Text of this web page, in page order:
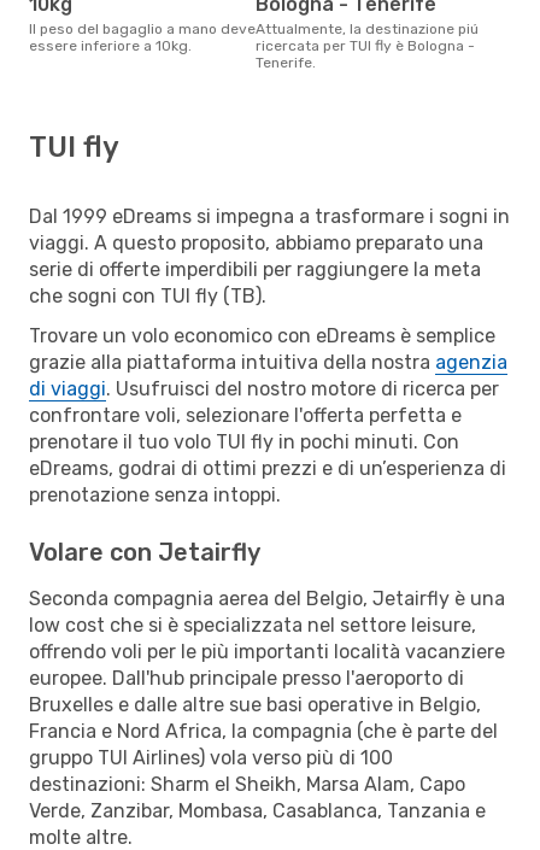
Il peso del bagaglio a mano deve
essere inferiore a 10kg.
Attualmente, la destinazione piú
ricercata per TUI fly è Bologna -
Tenerife.
TUI fly
Dal 1999 eDreams si impegna a trasformare i sogni in
viaggi. A questo proposito, abbiamo preparato una
serie di offerte imperdibili per raggiungere la meta
che sogni con TUI fly (TB).
Trovare un volo economico con eDreams è semplice
grazie alla piattaforma intuitiva della nostra agenzia
di viaggi. Usufruisci del nostro motore di ricerca per
confrontare voli, selezionare l'offerta perfetta e
prenotare il tuo volo TUI fly in pochi minuti. Con
eDreams, godrai di ottimi prezzi e di un’esperienza di
prenotazione senza intoppi.
Volare con Jetairfly
Seconda compagnia aerea del Belgio, Jetairfly è una
low cost che si è specializzata nel settore leisure,
offrendo voli per le più importanti località vacanziere
europee. Dall'hub principale presso l'aeroporto di
Bruxelles e dalle altre sue basi operative in Belgio,
Francia e Nord Africa, la compagnia (che è parte del
gruppo TUI Airlines) vola verso più di 100
destinazioni: Sharm el Sheikh, Marsa Alam, Capo
Verde, Zanzibar, Mombasa, Casablanca, Tanzania e
molte altre.